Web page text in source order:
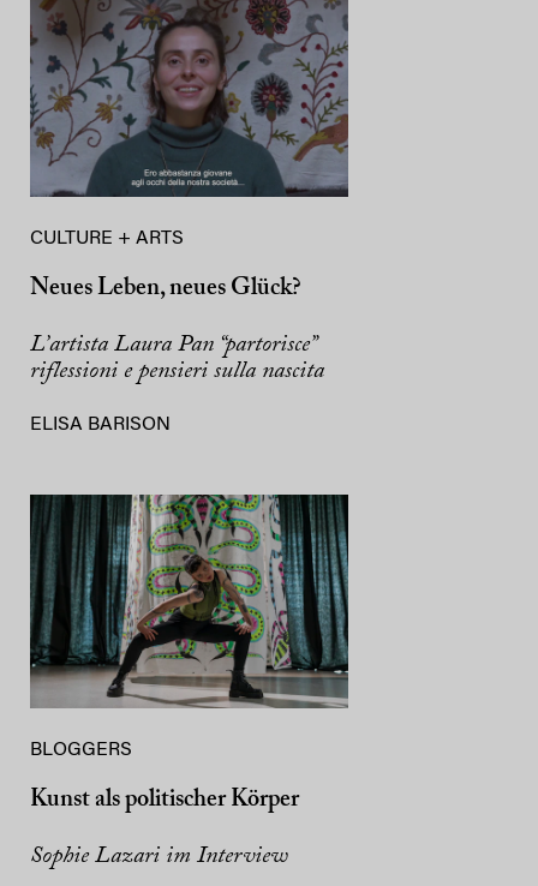
CULTURE + ARTS
Neues Leben, neues Glück?
L’artista Laura Pan “partorisce”
riflessioni e pensieri sulla nascita
ELISA BARISON
BLOGGERS
Kunst als politischer Körper
Sophie Lazari im Interview